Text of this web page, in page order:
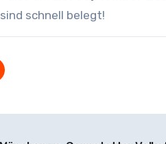
schnell belegt!